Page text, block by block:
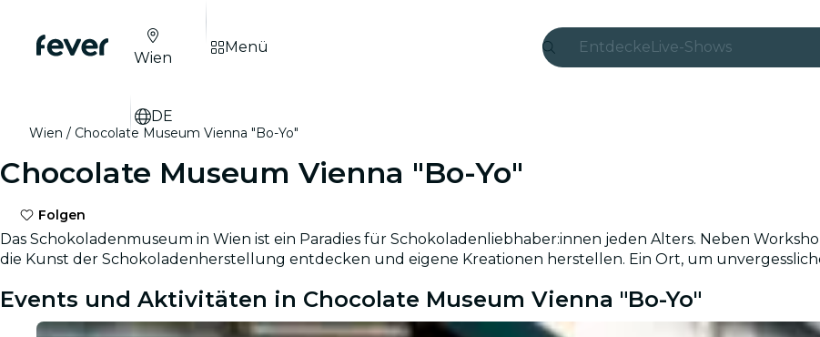
EntdeckeLive-Shows
São Paulo
Seoul
Wien
DE
Menü
Wien Chocolate Museum Vienna "Bo-Yo"
Chocolate Museum Vienna "Bo-Yo"
Folgen
Das Schokoladenmuseum in Wien ist ein Paradies für Schokoladenliebhaber:innen jeden Alters. Neben
die Kunst der Schokoladenherstellung entdecken und eigene Kreationen herstellen. Ein Ort, um
Events und Aktivitäten in Chocolate Museum Vienna "Bo-Yo"